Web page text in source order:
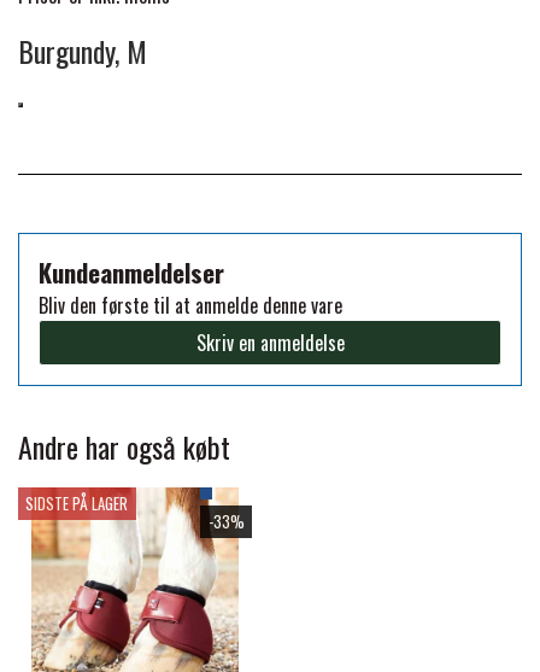
PREMIER EQUINE KØLETERAPI
PREMIER EQUINE RYTTER
NAF
PHARMACARE
RACING TACK
STAR TACK
STUD MUFFIN
Burgundy, M
Kundeanmeldelser
Bliv den første til at anmelde denne vare
Skriv en anmeldelse
Andre har også købt
SIDSTE PÅ LAGER
-33%